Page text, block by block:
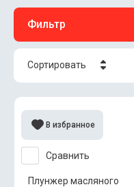
Фильтр
Сортировать
Цена - убывание
Цена - возрастание
Название - Я-А
Название - А-Я
Сравнить
В избранное
Плунжер масляного